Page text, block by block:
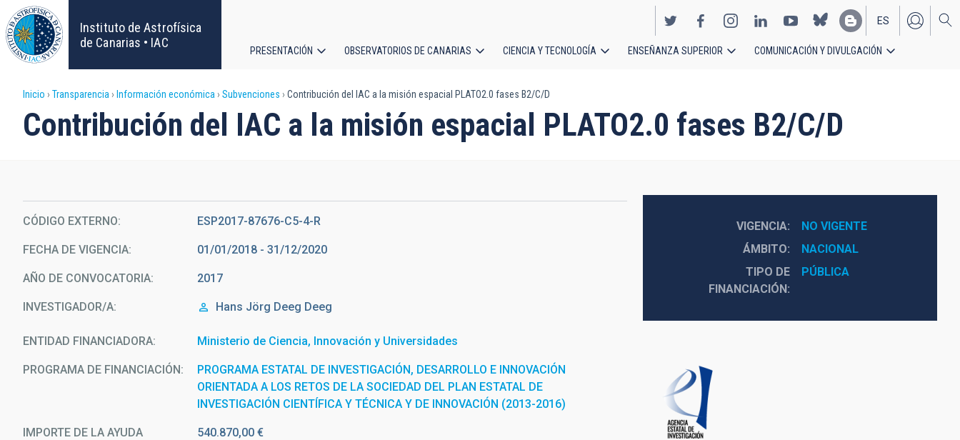
Pasar
al
contenido
principal
Instituto de Astrofísica
de Canarias • IAC
EN
ES
principal
PRESENTACIÓN OBSERVATORIOS DE CANARIAS CIENCIA Y TECNOLOGÍA ENSEÑANZA SUPERIOR COMUNICACIÓN Y DIVULGACIÓN
Sobrescribir
enlaces
ayuda
a
la
navegación
Inicio Transparencia Información económica Subvenciones Contribución del IAC a la misión espacial PLATO2.0 fases B2/C/D
Contribución del IAC a la misión espacial PLATO2.0 fases B2/C/D
CÓDIGO EXTERNO ESP2017-87676-C5-4-R
FECHA DE VIGENCIA 01/01/2018 - 31/12/2020
AÑO DE CONVOCATORIA 2017
INVESTIGADOR/A Hans Jörg Deeg Deeg
ENTIDAD FINANCIADORA Ministerio de Ciencia, Innovación y Universidades
PROGRAMA DE FINANCIACIÓN
PROGRAMA ESTATAL DE INVESTIGACIÓN, DESARROLLO E INNOVACIÓN
ORIENTADA A LOS RETOS DE LA SOCIEDAD DEL PLAN ESTATAL DE
INVESTIGACIÓN CIENTÍFICA Y TÉCNICA Y DE INNOVACIÓN (2013-2016)
IMPORTE DE LA AYUDA
540.870,00 €
VIGENCIA
NO VIGENTE
ÁMBITO
NACIONAL
TIPO DE
FINANCIACIÓN
PÚBLICA